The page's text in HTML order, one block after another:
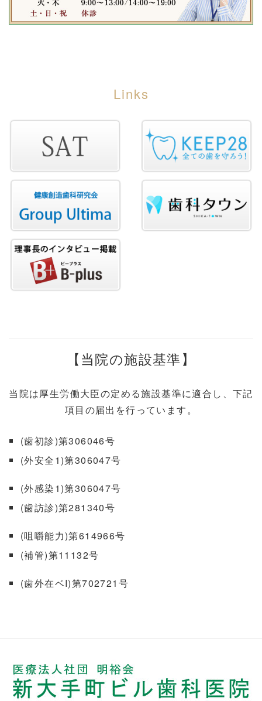
Links
【当院の施設基準】
当院は厚生労働大臣の定める施設基準に適合し、下記
項目の届出を行っています。
(歯初診)第306046号
(外安全1)第306047号
(外感染1)第306047号
(歯訪診)第281340号
(咀嚼能力)第614966号
(補管)第11132号
(歯外在ベI)第702721号